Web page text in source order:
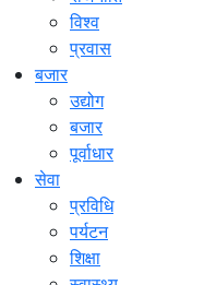
विश्व
प्रवास
बजार
उद्योग
बजार
पूर्वाधार
सेवा
प्रविधि
पर्यटन
शिक्षा